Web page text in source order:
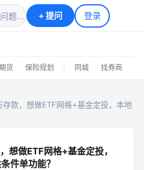
+提问 登录
货 保险规划 同城 找券商
款，想做ETF网格+基金定投，本地
做ETF网格+基金定投，
件单功能？